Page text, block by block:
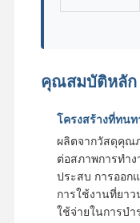
คุณสมบัติหลัก
โครงสร้างที่ทน
ผลิตจากวัสดุคุณ
ต่อสภาพการทำ
ประสบ การออก
การใช้งานที่ยา
ใช้จ่ายในการบำ